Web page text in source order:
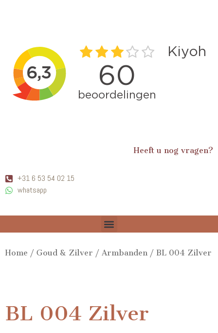
Heeft u nog vragen?
+31 6 53 54 02 15
whatsapp
Home / Goud & Zilver / Armbanden / BL 004 Zilver
BL 004 Zilver